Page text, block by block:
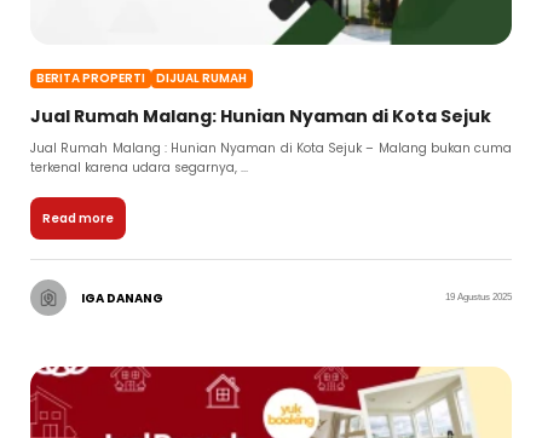
BERITA PROPERTI DIJUAL RUMAH
Jual Rumah Malang: Hunian Nyaman di Kota Sejuk
Jual Rumah Malang : Hunian Nyaman di Kota Sejuk – Malang bukan cuma
terkenal karena udara segarnya, ...
Read more
IGA DANANG 19 Agustus 2025